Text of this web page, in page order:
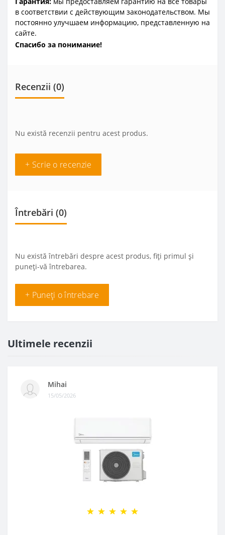
в соответствии с действующим законодательством. Мы
постоянно улучшаем информацию, представленную на
сайте.
Спасибо за понимание!
Recenzii (0)
Nu există recenzii pentru acest produs.
+ Scrie o recenzie
Întrebări (0)
Nu există întrebări despre acest produs, fiți primul și
puneți-vă întrebarea.
+ Puneți o întrebare
Ultimele recenzii
Mihai
15/05/2026